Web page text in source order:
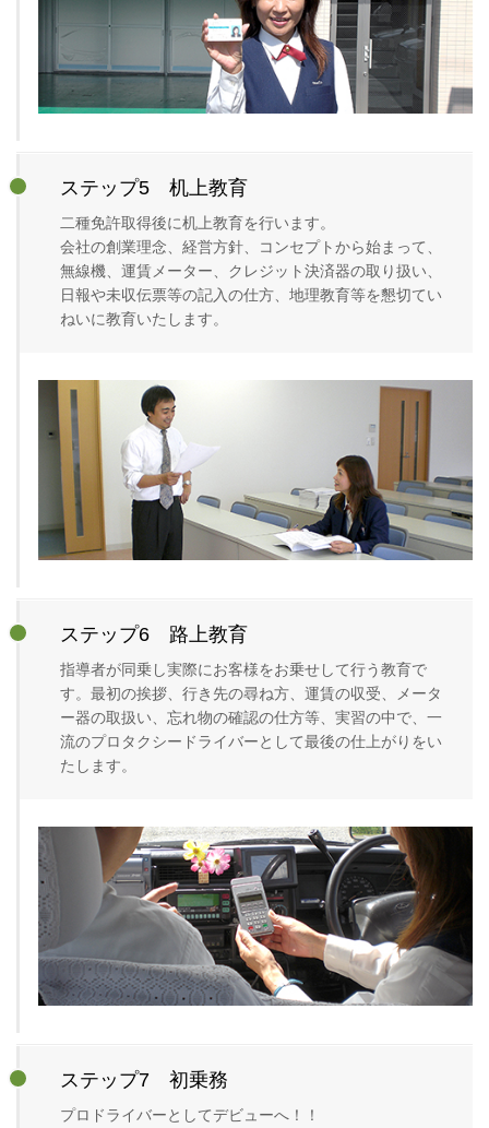
ステップ5 机上教育
二種免許取得後に机上教育を行います。
会社の創業理念、経営方針、コンセプトから始まって、
無線機、運賃メーター、クレジット決済器の取り扱い、
日報や未収伝票等の記入の仕方、地理教育等を懇切てい
ねいに教育いたします。
ステップ6 路上教育
指導者が同乗し実際にお客様をお乗せして行う教育で
す。最初の挨拶、行き先の尋ね方、運賃の収受、メータ
ー器の取扱い、忘れ物の確認の仕方等、実習の中で、一
流のプロタクシードライバーとして最後の仕上がりをい
たします。
ステップ7 初乗務
プロドライバーとしてデビューへ！！